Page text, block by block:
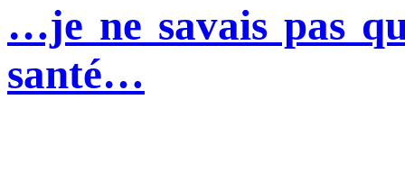
…je ne savais pas
santé…